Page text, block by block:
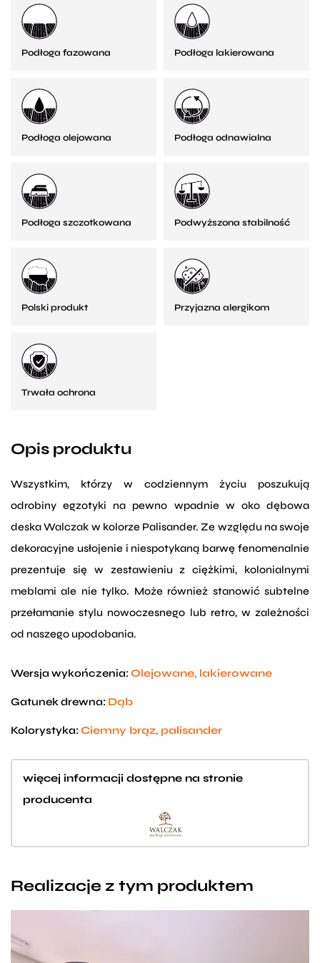
Podłoga fazowana Podłoga lakierowana
Podłoga olejowana Podłoga odnawialna
Podłoga szczotkowana Podwyższona stabilność
Polski produkt Przyjazna alergikom
Trwała ochrona
Opis produktu
Wszystkim, którzy w codziennym życiu poszukują
odrobiny egzotyki na pewno wpadnie w oko dębowa
deska Walczak w kolorze Palisander. Ze względu na swoje
dekoracyjne usłojenie i niespotykaną barwę fenomenalnie
prezentuje się w zestawieniu z ciężkimi, kolonialnymi
meblami ale nie tylko. Może również stanowić subtelne
przełamanie stylu nowoczesnego lub retro, w zależności
od naszego upodobania.
Wersja wykończenia: Olejowane, lakierowane
Gatunek drewna: Dąb
Kolorystyka: Ciemny brąz, palisander
więcej informacji dostępne na stronie
producenta
Realizacje z tym produktem